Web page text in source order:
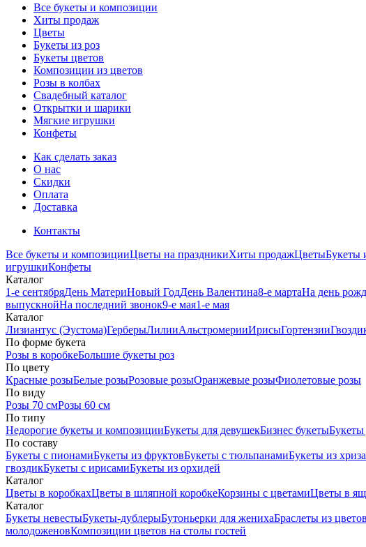
Все букеты и композиции
Хиты продаж
Цветы
Букеты из роз
Букеты цветов
Композиции из цветов
Розы в колбах
Свадебный каталог
Открытки и шарики
Мягкие игрушки
Конфеты
Как сделать заказ
О нас
Скидки
Оплата
Доставка
Контакты
Все букеты и композицииЦветы на праздникиХиты продажЦветыБукеты
игрушкиКонфеты
Каталог
1-е сентябряДень МатериНовый ГодДень Валентина8-е мартаНа день
выпускнойНа последний звонок9-е мая1-е мая
Каталог
Лизиантус (Эустома)ГерберыЛилииАльстромерииИрисыГортензии
По форме букета
Розы в коробкеБольшие букеты роз
По цвету
Красные розыБелые розыРозовые розыОранжевые розыФиолетовые розы
По виду
Розы 70 смРозы 60 см
По типу
Недорогие букеты и композицииБукеты для девушекБизнес букеты
По составу
Букеты с пионамиБукеты из фруктовБукеты с тюльпанамиБукеты из
гвоздикБукеты с ирисамиБукеты из орхидей
Каталог
Цветы в коробкахЦветы в шляпной коробкеКорзины с цветамиЦветы в
Каталог
Букеты невестыБукеты-дублерыБутоньерки для женихаБраслеты из
молодоженовКомпозиции цветов на столы гостей